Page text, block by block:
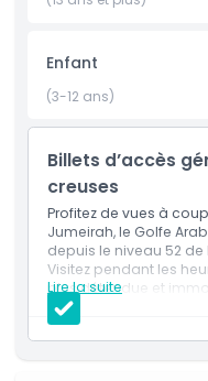
Enfant
(3-12 ans)
Billets d’accès
creuses
Profitez de vues à
Jumeirah, le Golfe
depuis le niveau 52
Visitez pendant les
plus détendue et
sans la cohue du
Lire la suite
Inclus